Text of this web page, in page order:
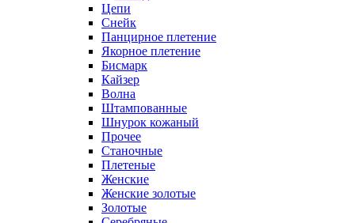
Цепи
Снейк
Панцирное плетение
Якорное плетение
Бисмарк
Кайзер
Волна
Штампованные
Шнурок кожаный
Прочее
Станочные
Плетеные
Женские
Женские золотые
Золотые